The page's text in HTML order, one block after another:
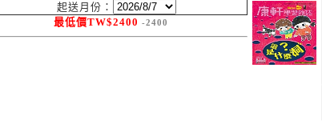
起送月份：
最低價TW$2400 -2400